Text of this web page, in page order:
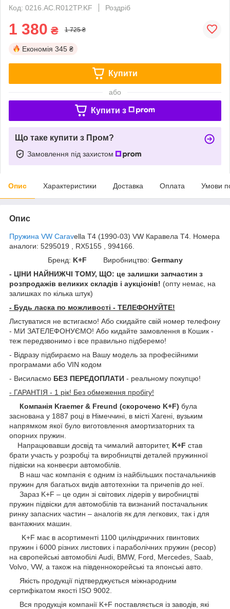
Код: 0216.AC.R012TP.KF
Роздріб
1 380 ₴ 1 725 ₴
Економія 345 ₴
Купити
або
Купити з
Що таке купити з Пром?
Замовлення під захистом
Опис Характеристики Доставка Оплата Умови
Опис
Пружина VW Caravella T4 (1990-03) VW Каравела Т4. Номера
аналоги: 5295019 , RX5155 , 994166.
Бренд: K+F Виробництво: Germany
- ЦІНИ НАЙНИЖЧІ ТОМУ, ЩО: це залишки запчастин з
розпродажів великих складів і аукціонів! (опту немає, на
залишках по кілька штук)
- Будь ласка по можливості - ТЕЛЕФОНУЙТЕ!
Листуватися не встигаємо! Або скидайте свій номер телефону
- МИ ЗАТЕЛЕФОНУЄМО! Або кидайте замовлення в Кошик -
теж передзвонимо і все правильно підберемо!
- Відразу підбираємо на Вашу модель за професійними
програмами або VIN кодом
- Висилаємо БЕЗ ПЕРЕДОПЛАТИ - реальному покупцю!
- ГАРАНТІЯ - 1 рік! Без обмеження пробігу!
Компанія Kraemer & Freund (скорочено K+F) була
заснована у 1887 році в Німеччині, в місті Хагені, вузьким
напрямком якої було виготовлення амортизаторних та
опорних пружин.
Напрацювавши досвід та чималий авторитет, K+F став
брати участь у розробці та виробництві деталей пружинної
підвіски на конвеєри автомобілів.
В наш час компанія є одним із найбільших постачальників
пружин для багатьох видів автотехніки та причепів до неї.
Зараз K+F – це один зі світових лідерів у виробництві
пружин підвіски для автомобілів та визнаний постачальник
ринку запасних частин – аналогів як для легкових, так і для
вантажних машин.
K+F має в асортименті 1100 циліндричних гвинтових
пружин і 6000 різних листових і параболічних пружин (ресор)
на європейські автомобілі Audi, BMW, Ford, Mercedes, Saab,
Volvo, VW, а також на південнокорейські та японські авто.
Якість продукції підтверджується міжнародним
сертифікатом якості ISO 9002.
Вся продукція компанії K+F поставляється із заводів, які